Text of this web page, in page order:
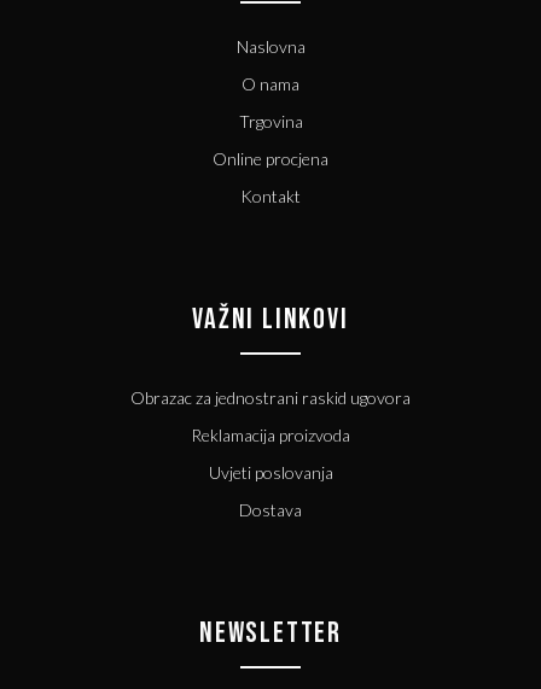
Naslovna
O nama
Trgovina
Online procjena
Kontakt
VAŽNI LINKOVI
Obrazac za jednostrani raskid ugovora
Reklamacija proizvoda
Uvjeti poslovanja
Dostava
NEWSLETTER